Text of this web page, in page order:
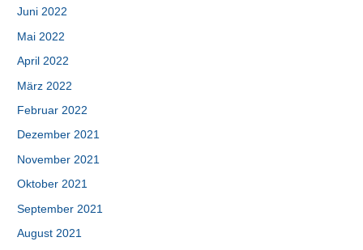
Juni 2022
Mai 2022
April 2022
März 2022
Februar 2022
Dezember 2021
November 2021
Oktober 2021
September 2021
August 2021